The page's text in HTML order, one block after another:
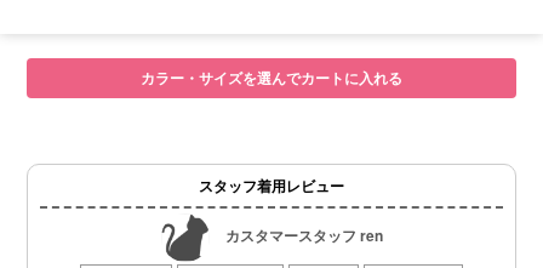
カラー・サイズを選んでカートに入れる
スタッフ着用レビュー
カスタマースタッフ ren